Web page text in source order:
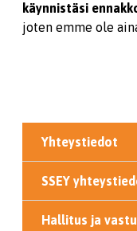
käynnistäsi
joten emme ole
Yhteystiedot
SSEY
Hallitus ja